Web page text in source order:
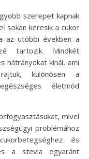
sokan keresik a cukor
az utóbbi években a
tartozik. Mindkét
hátrányokat kínál, ami
különösen a
életmód
mivel
problémához
és
a stevia egyaránt